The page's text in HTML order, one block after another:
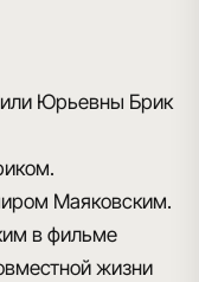
Юрьевны Брик
Маяковским.
в фильме
жизни